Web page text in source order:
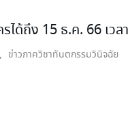
ได้ถึง 15 ธ.ค. 66 เวล
, ข่าวภาควิชาทันตกรรมวินิจฉัย